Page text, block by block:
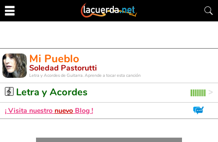
Mi Pueblo
Soledad Pastorutti
Letra y Acordes de Guitarra. Aprende a tocar esta canción
Letra y Acordes
¡ Visita nuestro nuevo Blog !